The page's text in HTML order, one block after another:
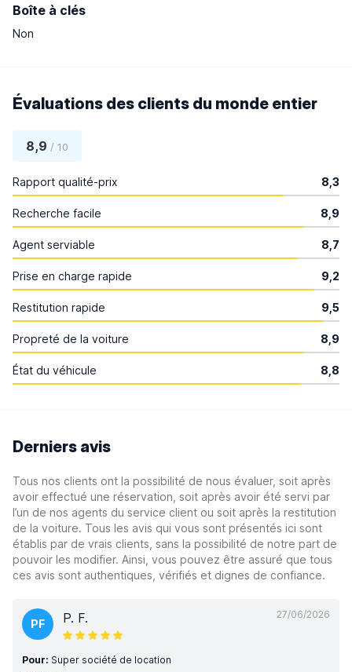
Boîte à clés
Non
Évaluations des clients du monde entier
8,9 / 10
Rapport qualité-prix 8,3
Recherche facile 8,9
Agent serviable 8,7
Prise en charge rapide 9,2
Restitution rapide 9,5
Propreté de la voiture 8,9
État du véhicule 8,8
Derniers avis
Tous nos clients ont la possibilité de nous évaluer, soit après
avoir effectué une réservation, soit après avoir été servi par
l’un de nos agents du service client ou soit après la restitution
de la voiture. Tous les avis qui vous sont présentés ici sont
établis par de vrais clients, sans la possibilité de notre part de
pouvoir les modifier. Ainsi, vous pouvez être assuré que tous
ces avis sont authentiques, vérifiés et dignes de confiance.
27/06/2026
PF P. F.
Pour: Super société de location